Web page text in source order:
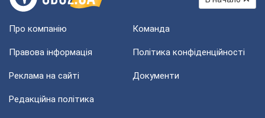
Про компанію Команда
Правова інформація Політика конфіденційності
Реклама на сайті Документи
Редакційна політика